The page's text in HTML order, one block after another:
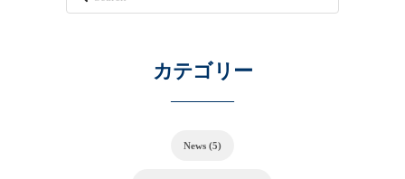
カテゴリー
––––––––––
News (5)